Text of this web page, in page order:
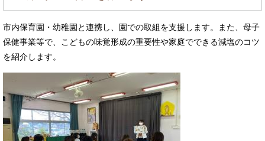
市内保育園・幼稚園と連携し、園での取組を支援します。また、母子
保健事業等で、こどもの味覚形成の重要性や家庭でできる減塩のコツ
を紹介します。